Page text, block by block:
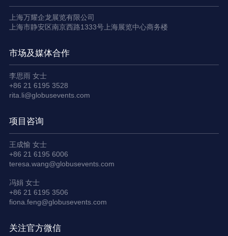
上海万耀企龙展览有限公司
上海市静安区南京西路1333号上海展览中心商务楼
市场及媒体合作
李思雨 女士
+86 21 6195 3528
rita.li@globusevents.com
项目咨询
王成愉 女士
+86 21 6195 6006
teresa.wang@globusevents.com
冯娟 女士
+86 21 6195 3506
fiona.feng@globusevents.com
关注官方微信